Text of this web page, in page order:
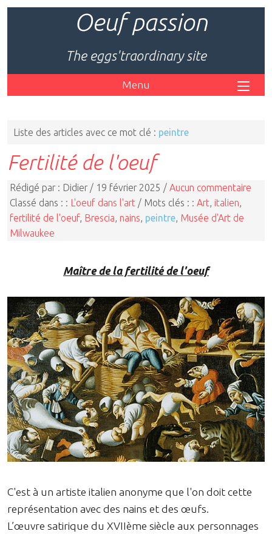
Oeuf passion
The eggs'traordinary site
Menu
Liste des articles avec ce mot clé : peintre
Fertilité de l'oeuf
Rédigé par : Didier / 19 février 2025 / Aucun commentaire
Classé dans : : L'oeuf dans l'art / Mots clés : : Art italien
fertilité de l'oeuf, Brescia nains peintre Musée d'Art de
Milwaukee
Maître de la fertilité de l'oeuf
C'est à un artiste italien anonyme que l'on doit cette
représentation avec des nains et des œufs.
L’œuvre satirique du XVIIème siècle aux personnages